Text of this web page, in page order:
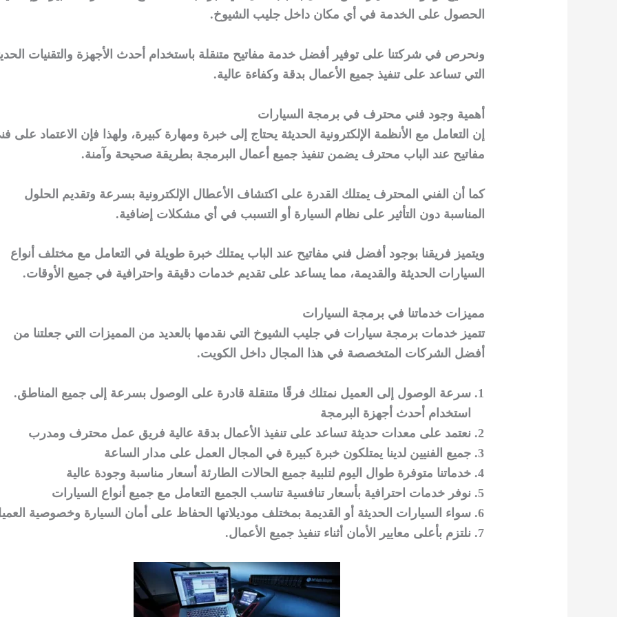
الحصول على الخدمة في أي مكان داخل جليب الشيوخ.
ونحرص في شركتنا على توفير أفضل خدمة مفاتيح متنقلة باستخدام أحدث الأجهزة والتقنيات
التي تساعد على تنفيذ جميع الأعمال بدقة وكفاءة عالية.
أهمية وجود فني محترف في برمجة السيارات
إن التعامل مع الأنظمة الإلكترونية الحديثة يحتاج إلى خبرة ومهارة كبيرة، ولهذا فإن الاعتماد على
مفاتيح عند الباب محترف يضمن تنفيذ جميع أعمال البرمجة بطريقة صحيحة وآمنة.
كما أن الفني المحترف يمتلك القدرة على اكتشاف الأعطال الإلكترونية بسرعة وتقديم الحلول
المناسبة دون التأثير على نظام السيارة أو التسبب في أي مشكلات إضافية.
ويتميز فريقنا بوجود أفضل فني مفاتيح عند الباب يمتلك خبرة طويلة في التعامل مع مختلف أنواع
السيارات الحديثة والقديمة، مما يساعد على تقديم خدمات دقيقة واحترافية في جميع الأوقات.
مميزات خدماتنا في برمجة السيارات
تتميز خدمات برمجة سيارات في جليب الشيوخ التي نقدمها بالعديد من المميزات التي جعلتنا من
أفضل الشركات المتخصصة في هذا المجال داخل الكويت.
سرعة الوصول إلى العميل نمتلك فرقًا متنقلة قادرة على الوصول بسرعة إلى جميع المناطق.
استخدام أحدث أجهزة البرمجة
نعتمد على معدات حديثة تساعد على تنفيذ الأعمال بدقة عالية فريق عمل محترف ومدرب
جميع الفنيين لدينا يمتلكون خبرة كبيرة في المجال العمل على مدار الساعة
خدماتنا متوفرة طوال اليوم لتلبية جميع الحالات الطارئة أسعار مناسبة وجودة عالية
نوفر خدمات احترافية بأسعار تنافسية تناسب الجميع التعامل مع جميع أنواع السيارات
سواء السيارات الحديثة أو القديمة بمختلف موديلاتها الحفاظ على أمان السيارة وخصوصية
نلتزم بأعلى معايير الأمان أثناء تنفيذ جميع الأعمال.